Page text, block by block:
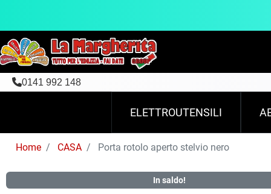
0141 992 148
ELETTROUTENSILI
Home CASA Porta rotolo aperto stelvio nero
In saldo!